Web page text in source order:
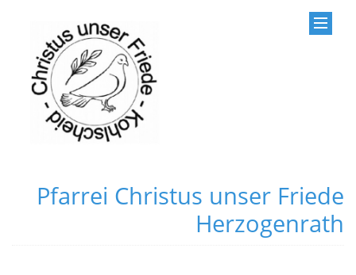
Pfarrei Christus unser Friede
Herzogenrath